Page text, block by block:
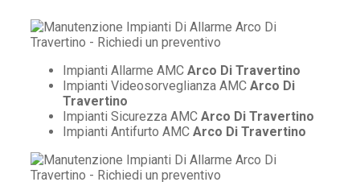
Impianti Allarme AMC Arco Di Travertino
Impianti Videosorveglianza AMC Arco Di
Travertino
Impianti Sicurezza AMC Arco Di Travertino
Impianti Antifurto AMC Arco Di Travertino